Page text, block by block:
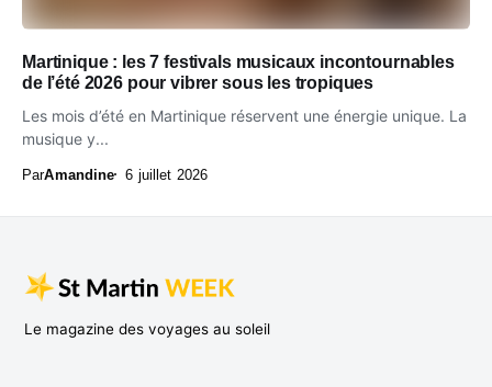
Martinique : les 7 festivals musicaux incontournables
de l’été 2026 pour vibrer sous les tropiques
Les mois d’été en Martinique réservent une énergie unique. La
musique y...
ParAmandine 6 juillet 2026
Le magazine des voyages au soleil